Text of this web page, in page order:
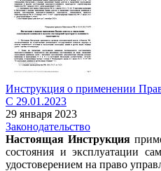
Инструкция о применении
С 29.01.2023
29 января 2023
Законодательство
Настоящая Инструкция
состояния и эксплуатации
удостоверением на право